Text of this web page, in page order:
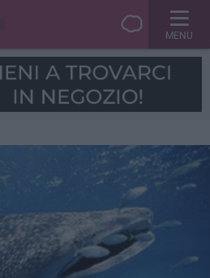
MENU